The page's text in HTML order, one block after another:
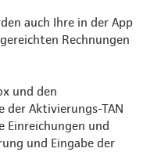
auch Ihre in der App
Rechnungen
und den
der Aktivierungs-TAN
Einreichungen und
und Eingabe der